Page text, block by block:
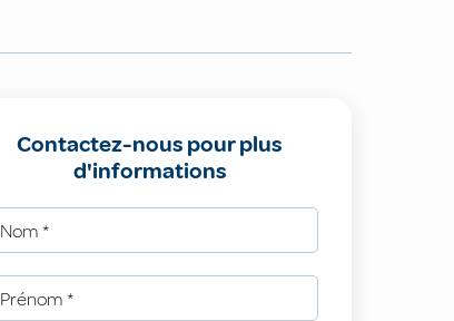
Contactez-nous pour plus
d'informations
Nom *
Prénom *